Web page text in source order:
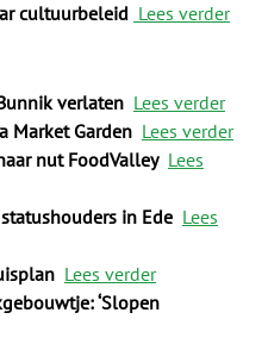
cultuurbeleid Lees verder
verlaten Lees verder
Market Garden Lees verder
nut FoodValley Lees
in Ede Lees
Lees verder
‘Slopen